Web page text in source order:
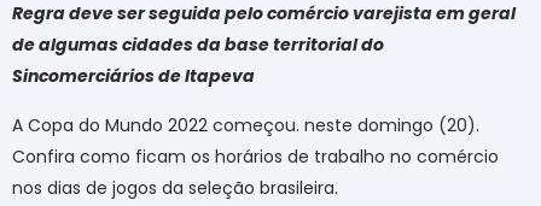
Regra deve ser seguida pelo comércio varejista em geral
de algumas cidades da base territorial do
Sincomerciários de Itapeva
A Copa do Mundo 2022 começou. neste domingo (20).
Confira como ficam os horários de trabalho no comércio
nos dias de jogos da seleção brasileira.